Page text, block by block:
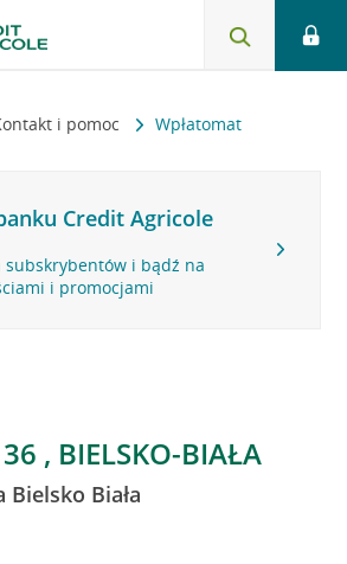
i pomoc Wpłatomat
Credit Agricole
subskrybentów i bądź na
i promocjami
, BIELSKO-BIAŁA
Biała